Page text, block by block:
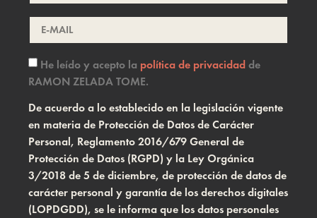
He leído y acepto la política de privacidadde
RAMON ZELADA TOME.
De acuerdo a lo establecido en la legislación vigente
en materia de Protección de Datos de Carácter
Personal, Reglamento 2016/679 General de
Protección de Datos (RGPD) y la Ley Orgánica
3/2018 de 5 de diciembre, de protección de datos de
carácter personal y garantía de los derechos digitales
(LOPDGDD), se le informa que los datos personales